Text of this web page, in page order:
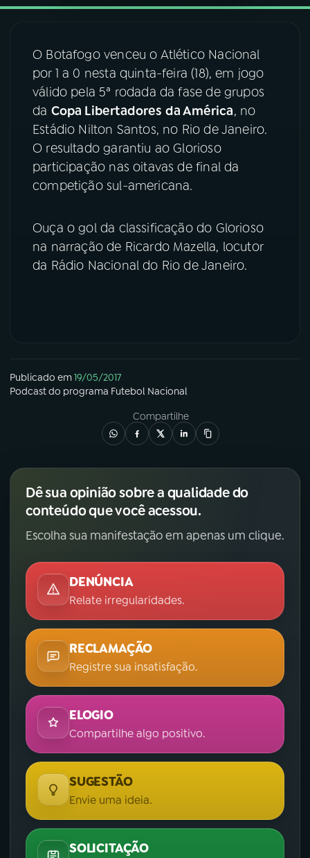
06VIDEOCASTS
07ÚLTIMAS
08FESTIVAL DE MÚSICA
ACOMPANHE A RÁDIO NACIONAL
YouTube Facebook
TikTok
O Botafogo venceu o Atlético Nacional
por 1 a 0 nesta quinta-feira (18), em jogo
válido pela 5ª rodada da fase de grupos
da Copa Libertadores da América, no
Estádio Nilton Santos, no Rio de Janeiro.
O resultado garantiu ao Glorioso
participação nas oitavas de final da
competição sul-americana.
Ouça o gol da classificação do Glorioso
na narração de Ricardo Mazella, locutor
da Rádio Nacional do Rio de Janeiro.
Publicado em19/05/2017
Podcastdo programa Futebol Nacional
Compartilhe
Dê sua opinião sobre a qualidade do
conteúdo que você acessou.
Escolha sua manifestação em apenas um clique.
DENÚNCIA
Relate irregularidades.
RECLAMAÇÃO
Registre sua insatisfação.
ELOGIO
Compartilhe algo positivo.
SUGESTÃO
Envie uma ideia.
SOLICITAÇÃO